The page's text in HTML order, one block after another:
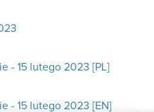
- 15 lutego 2023 [PL]
- 15 lutego 2023 [EN]